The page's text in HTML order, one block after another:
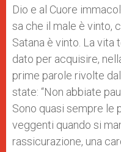
Dio e al Cuore
sa che il male è vinto,
Satana è vinto. La vita
dato per acquisire,
prime parole rivolte
state: “Non abbiate
Sono quasi sempre le
veggenti quando si
rassicurazione, una